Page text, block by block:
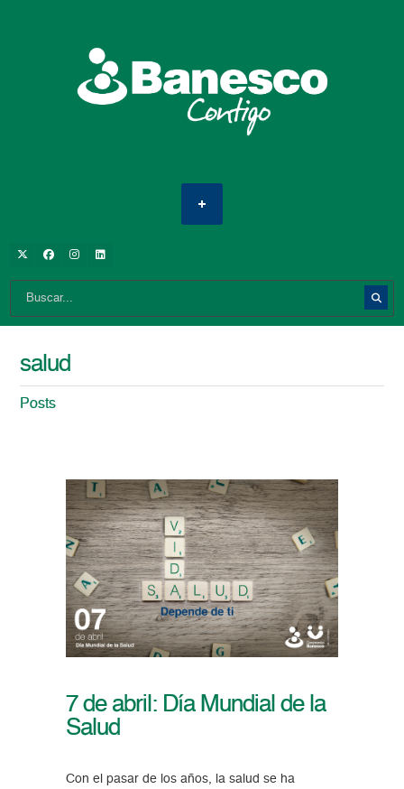
salud
Posts
7 de abril: Día Mundial de la
Salud
Con el pasar de los años, la salud se ha